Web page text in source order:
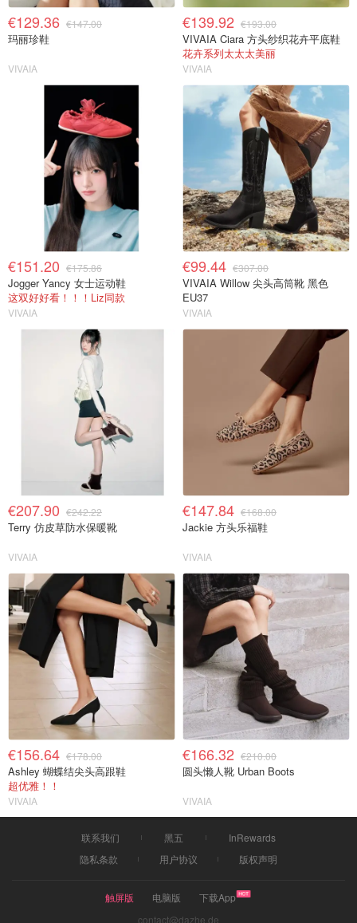
€129.36 €147.00
玛丽珍鞋
VIVAIA
€139.92 €193.00
VIVAIA Ciara 方头纱织花卉平底鞋
花卉系列太太太美丽
VIVAIA
€151.20 €175.86
Jogger Yancy 女士运动鞋
这双好好看！！！Liz同款
VIVAIA
€99.44 €307.00
VIVAIA Willow 尖头高筒靴 黑色
EU37
VIVAIA
€207.90 €242.22
Terry 仿皮草防水保暖靴
VIVAIA
€147.84 €168.00
Jackie 方头乐福鞋
VIVAIA
€156.64 €178.00
Ashley 蝴蝶结尖头高跟鞋
超优雅！！
VIVAIA
€166.32 €210.00
圆头懒人靴 Urban Boots
VIVAIA
联系我们 黑五
InRewards
隐私条款
用户协议 版权声明
触屏版 电脑版
下载App
contact@dazhe.de